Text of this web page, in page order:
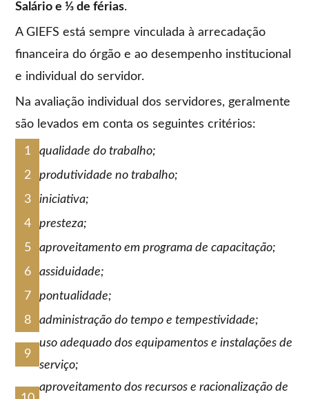
Salário e ⅓ de férias.
A GIEFS está sempre vinculada à arrecadação
financeira do órgão e ao desempenho institucional
e individual do servidor.
Na avaliação individual dos servidores, geralmente
são levados em conta os seguintes critérios:
qualidade do trabalho;
produtividade no trabalho;
iniciativa;
presteza;
aproveitamento em programa de capacitação;
assiduidade;
pontualidade;
administração do tempo e tempestividade;
uso adequado dos equipamentos e instalações de
serviço;
aproveitamento dos recursos e racionalização de